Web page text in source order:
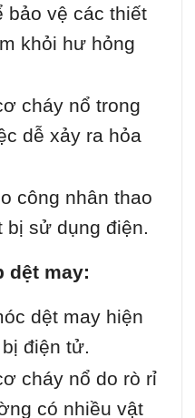
bảo vệ các thiết
khỏi hư hỏng
cháy nổ trong
dễ xảy ra hỏa
công nhân thao
bị sử dụng điện.
dệt may:
dệt may hiện
điện tử.
cháy nổ do rò rỉ
có nhiều vật